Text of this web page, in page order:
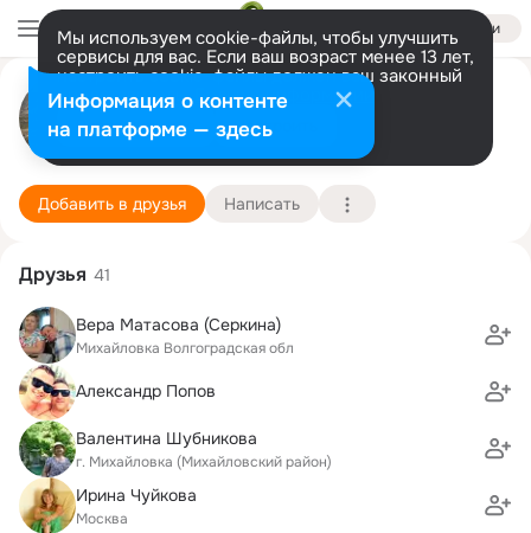
Войти
Мы используем cookie-файлы, чтобы улучшить
сервисы для вас. Если ваш возраст менее 13 лет,
настроить cookie-файлы должен ваш законный
представитель. Больше информации
Разрешить все Настроить
Ольга Лиен
Trond
7 августа (53 года)
Сосновоборская школа Подробнее
Добавить в друзья Написать
Друзья 41
Вера Матасова (Серкина)
Михайловка Волгоградская обл
Александр Попов
Валентина Шубникова
г. Михайловка (Михайловский район)
Ирина Чуйкова
Москва
Информация о контенте
на платформе — здесь